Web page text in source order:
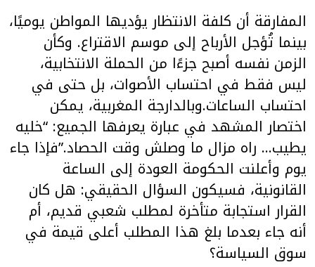
المفارقة أن كلفة الانتظار يؤديها المواطن يوميًا،
بينما تُؤجل الأرباح إلى موسم الاقتراع. وكأن
الزمن نفسه أصبح جزءًا من الحملة الانتخابية،
ليس فقط في احتساب الأصوات، بل حتى في
احتساب الساعات.وبالدارجة المغربية، يمكن
اختصار المشهد في عبارة يعرفها الجميع: “خليه
يطيب… راه مزال ما وصلش وقت الحصاد.”فإذا جاء
يوم وأعلنت الحكومة العودة إلى الساعة
القانونية، فسيكون السؤال الحقيقي: هل كان
القرار استجابة متأخرة لمطلب شعبي قديم، أم
أنه جاء بعدما بلغ هذا المطلب أعلى قيمة في
سوق السياسة؟